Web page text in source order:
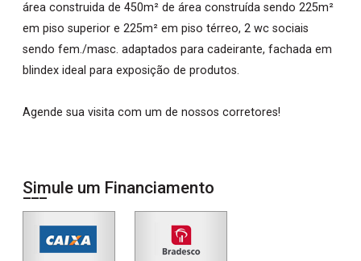
área construida de 450m² de área construída sendo 225m²
em piso superior e 225m² em piso térreo, 2 wc sociais
sendo fem./masc. adaptados para cadeirante, fachada em
blindex ideal para exposição de produtos.
Agende sua visita com um de nossos corretores!
Simule um Financiamento